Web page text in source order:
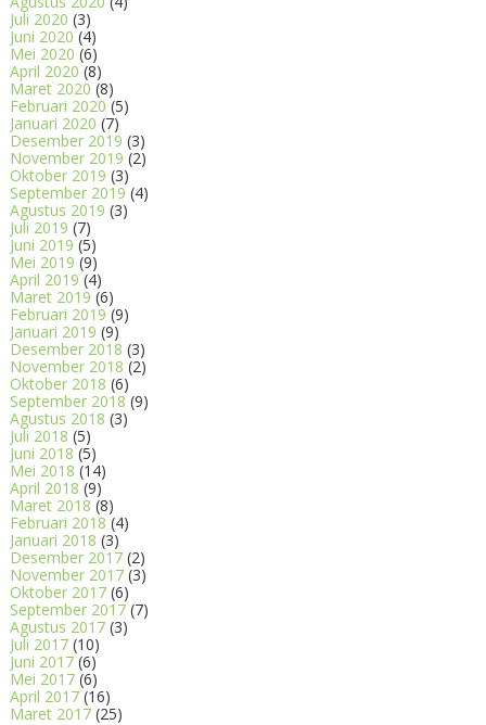
Juli 2020 (3)
Juni 2020 (4)
Mei 2020 (6)
April 2020 (8)
Maret 2020 (8)
Februari 2020 (5)
Januari 2020 (7)
Desember 2019 (3)
November 2019 (2)
Oktober 2019 (3)
September 2019 (4)
Agustus 2019 (3)
Juli 2019 (7)
Juni 2019 (5)
Mei 2019 (9)
April 2019 (4)
Maret 2019 (6)
Februari 2019 (9)
Januari 2019 (9)
Desember 2018 (3)
November 2018 (2)
Oktober 2018 (6)
September 2018 (9)
Agustus 2018 (3)
Juli 2018 (5)
Juni 2018 (5)
Mei 2018 (14)
April 2018 (9)
Maret 2018 (8)
Februari 2018 (4)
Januari 2018 (3)
Desember 2017(2)
November 2017(3)
Oktober 2017(6)
September 2017(7)
Agustus 2017(3)
Juli 2017(10)
Juni 2017(6)
Mei 2017(6)
April 2017(16)
Maret 2017(25)